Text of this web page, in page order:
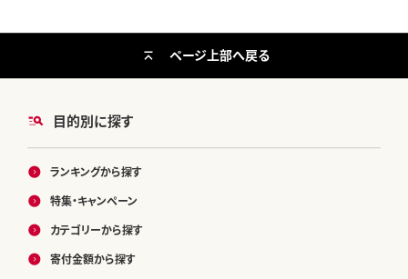
目的別に探す
ランキングから探す
特集・キャンペーン
カテゴリーから探す
寄付金額から探す
ページ上部へ戻る